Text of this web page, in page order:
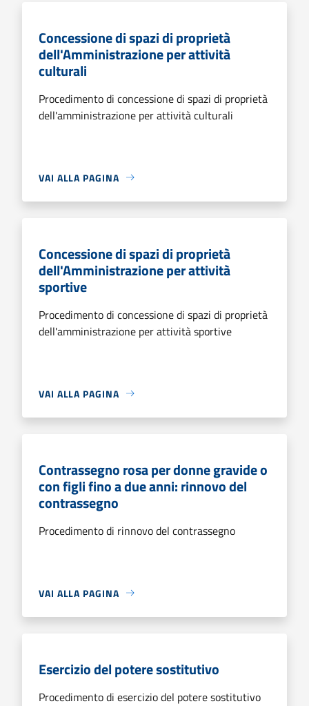
Concessione di spazi di proprietà
dell'Amministrazione per attività
culturali
Procedimento di concessione di spazi di proprietà
dell'amministrazione per attività culturali
VAI ALLA PAGINA
Concessione di spazi di proprietà
dell'Amministrazione per attività
sportive
Procedimento di concessione di spazi di proprietà
dell'amministrazione per attività sportive
VAI ALLA PAGINA
Contrassegno rosa per donne gravide o
con figli fino a due anni: rinnovo del
contrassegno
Procedimento di rinnovo del contrassegno
VAI ALLA PAGINA
Esercizio del potere sostitutivo
Procedimento di esercizio del potere sostitutivo